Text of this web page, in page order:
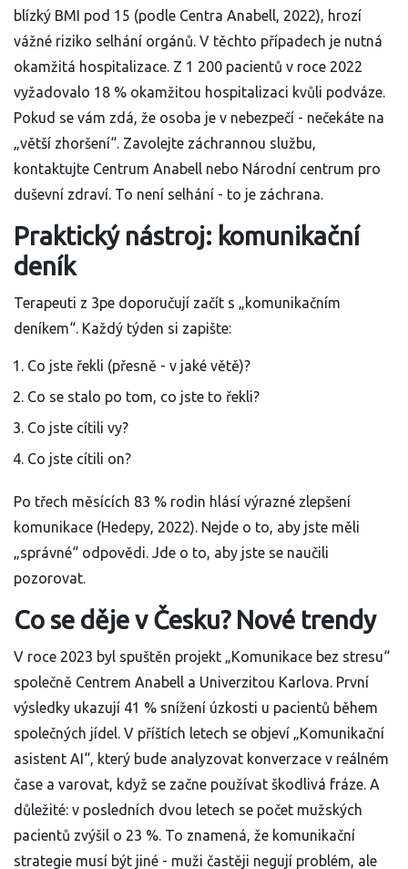
blízký BMI pod 15 (podle Centra Anabell, 2022), hrozí
vážné riziko selhání orgánů. V těchto případech je nutná
okamžitá hospitalizace. Z 1 200 pacientů v roce 2022
vyžadovalo 18 % okamžitou hospitalizaci kvůli podváze.
Pokud se vám zdá, že osoba je v nebezpečí - nečekáte na
„větší zhoršení“. Zavolejte záchrannou službu,
kontaktujte Centrum Anabell nebo Národní centrum pro
duševní zdraví. To není selhání - to je záchrana.
Praktický nástroj: komunikační
deník
Terapeuti z 3pe doporučují začít s „komunikačním
deníkem“. Každý týden si zapište:
Co jste řekli (přesně - v jaké větě)?
Co se stalo po tom, co jste to řekli?
Co jste cítili vy?
Co jste cítili on?
Po třech měsících 83 % rodin hlásí výrazné zlepšení
komunikace (Hedepy, 2022). Nejde o to, aby jste měli
„správné“ odpovědi. Jde o to, aby jste se naučili
pozorovat.
Co se děje v Česku? Nové trendy
V roce 2023 byl spuštěn projekt „Komunikace bez stresu“
společně Centrem Anabell a Univerzitou Karlova. První
výsledky ukazují 41 % snížení úzkosti u pacientů během
společných jídel. V příštích letech se objeví „Komunikační
asistent AI“, který bude analyzovat konverzace v reálném
čase a varovat, když se začne používat škodlivá fráze. A
důležité: v posledních dvou letech se počet mužských
pacientů zvýšil o 23 %. To znamená, že komunikační
strategie musí být jiné - muži častěji negují problém, ale